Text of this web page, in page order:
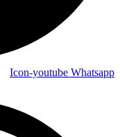
Icon-youtube Whatsapp